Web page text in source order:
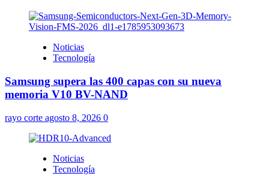
Noticias
Tecnología
Samsung supera las 400 capas con su nueva
memoria V10 BV-NAND
rayo corte agosto 8, 2026 0
Noticias
Tecnología